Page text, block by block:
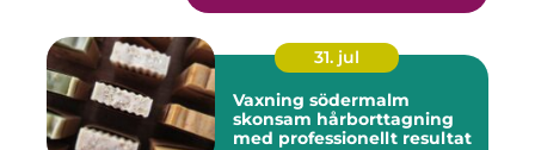
31. jul
Vaxning södermalm
skonsam hårborttagning
med professionellt resultat